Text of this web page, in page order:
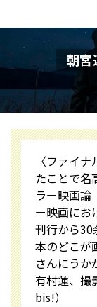
朝宮
〈ファイ
たことで名
ラー映画
ー映画にお
刊行から30
本のどこが
さんにうか
有村蓮、撮
bis!）